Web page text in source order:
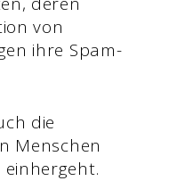
von
ihre Spam-
die
Menschen